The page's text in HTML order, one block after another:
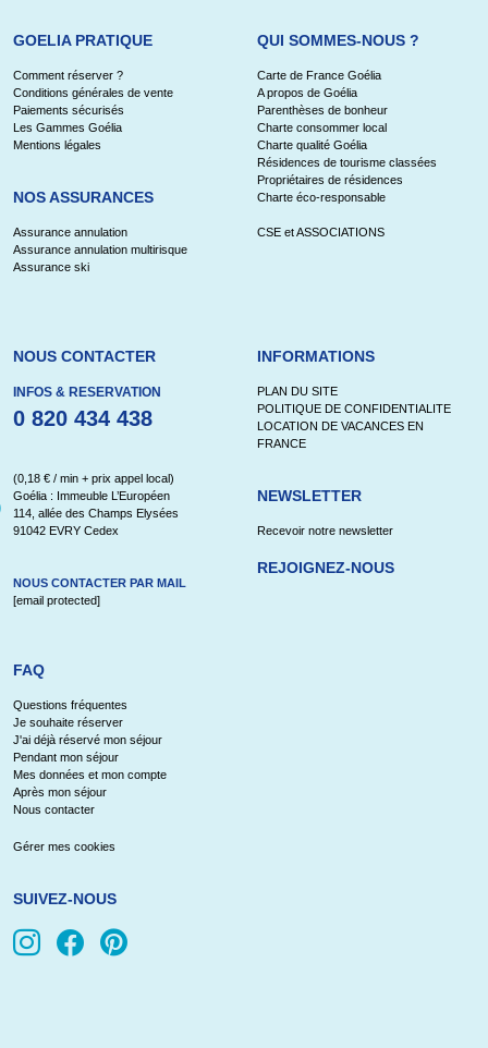
GOELIA PRATIQUE
Comment réserver ?
Conditions générales de vente
Paiements sécurisés
Les Gammes Goélia
Mentions légales
NOS ASSURANCES
Assurance annulation
Assurance annulation multirisque
Assurance ski
QUI SOMMES-NOUS ?
Carte de France Goélia
A propos de Goélia
Parenthèses de bonheur
Charte consommer local
Charte qualité Goélia
Résidences de tourisme classées
Propriétaires de résidences
Charte éco-responsable
CSE et ASSOCIATIONS
NOUS CONTACTER
INFOS & RESERVATION
0 820 434 438
(0,18 € / min + prix appel local)
Goélia : Immeuble L’Européen
114, allée des Champs Elysées
91042 EVRY Cedex
NOUS CONTACTER PAR MAIL
[email protected]
INFORMATIONS
PLAN DU SITE
POLITIQUE DE CONFIDENTIALITE
LOCATION DE VACANCES EN
FRANCE
NEWSLETTER
Recevoir notre newsletter
REJOIGNEZ-NOUS
FAQ
Questions fréquentes
Je souhaite réserver
J'ai déjà réservé mon séjour
Pendant mon séjour
Mes données et mon compte
Après mon séjour
Nous contacter
Gérer mes cookies
SUIVEZ-NOUS